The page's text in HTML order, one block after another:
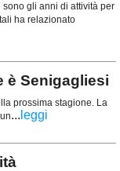
gli anni di attività per
ha relazionato
è Senigagliesi
prossima stagione. La
... leggi